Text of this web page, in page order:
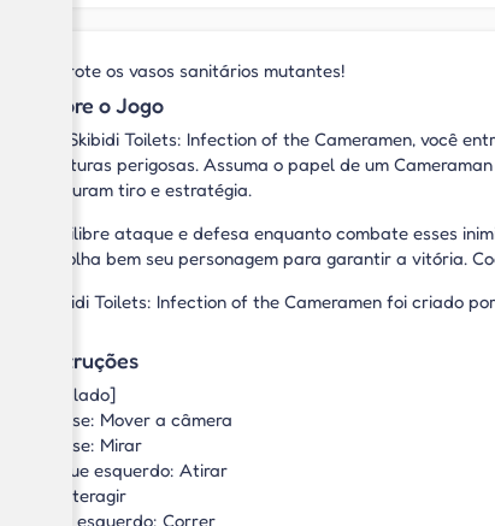
Derrote os vasos sanitários mutantes!
Sobre o Jogo
Em Skibidi Toilets: Infection of the Cameramen, você
criaturas perigosas. Assuma o papel de um
misturam tiro e estratégia.
Equilibre ataque e defesa enquanto combate esses
escolha bem seu personagem para garantir a vitória.
Skibidi Toilets: Infection of the Cameramen foi criado
Instruções
[Teclado]
Mouse: Mover a câmera
Mouse: Mirar
Clique esquerdo: Atirar
E: Interagir
Shift esquerdo: Correr